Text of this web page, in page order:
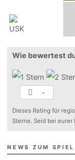
Wie bewertest
-
Dieses Rating für
Sterne. Seid bei
NEWS ZUM SPIEL